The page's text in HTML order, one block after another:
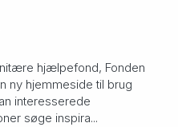
hjælpefond, Fonden
ny hjemmeside til brug
interesserede
søge inspira...